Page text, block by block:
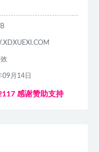
09月14日
感谢赞助支持